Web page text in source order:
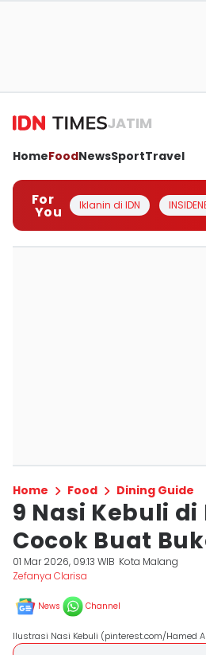
JATIM
HomeFoodNewsSportTravel
For
You Iklanin di IDN
Home Food Dining Guide
9 Nasi Kebuli
Cocok Buat
01 Mar 2026, 09:13 WIB Kota Malang
Zefanya Clarisa
News Channel
Ilustrasi Nasi Kebuli (pinterest.com/Hamed